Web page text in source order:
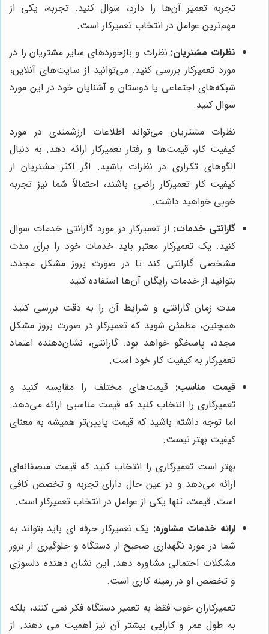
تجربه تعمیر آن‌ها را دارد، سوال کنید. تجربه، یکی از
مهم‌ترین عوامل در انتخاب تعمیرکار است.
نظرات مشتریان: نظرات و بازخوردهای سایر مشتریان را در
مورد تعمیرکار بررسی کنید. می‌توانید از سایت‌های آنلاین،
شبکه‌های اجتماعی یا دوستان و آشنایان خود در این مورد
سوال کنید.
نظرات مشتریان می‌تواند اطلاعات ارزشمندی در مورد
کیفیت کار، قیمت‌ها و رفتار تعمیرکار ارائه دهد. به دنبال
الگوهای تکراری در نظرات باشید. اگر اکثر مشتریان از
کیفیت کار تعمیرکار راضی باشند، احتمالاً شما نیز تجربه
خوبی خواهید داشت.
گارانتی خدمات: از تعمیرکار در مورد گارانتی خدمات سوال
کنید. یک تعمیرکار معتبر باید خدمات خود را برای مدت
مشخصی گارانتی کند تا در صورت بروز مشکل مجدد،
بتوانید از خدمات رایگان آن‌ها استفاده کنید.
مدت زمان گارانتی و شرایط آن را به دقت بررسی کنید.
همچنین، مطمئن شوید که تعمیرکار در صورت بروز مشکل
مجدد، پاسخگو خواهد بود. گارانتی، نشان‌دهنده اعتماد
تعمیرکار به کیفیت کار خود است.
قیمت مناسب: قیمت‌های مختلف را مقایسه کنید و
تعمیرکاری را انتخاب کنید که قیمت مناسبی ارائه می‌دهد.
اما توجه داشته باشید که قیمت پایین‌تر همیشه به معنای
کیفیت بهتر نیست.
بهتر است تعمیرکاری را انتخاب کنید که قیمت منصفانه‌ای
ارائه می‌دهد و در عین حال دارای تجربه و تخصص کافی
است. قیمت، تنها یکی از عوامل در انتخاب تعمیرکار است.
ارائه خدمات مشاوره: یک تعمیرکار حرفه ای باید بتواند به
شما در مورد نگهداری صحیح از دستگاه و جلوگیری از بروز
مشکلات احتمالی مشاوره دهد. این نشان دهنده دلسوزی
و تخصص او در زمینه کاری است.
تعمیرکاران خوب فقط به تعمیر دستگاه فکر نمی کنند، بلکه
به طول عمر و کارایی بیشتر آن نیز اهمیت می دهند. از